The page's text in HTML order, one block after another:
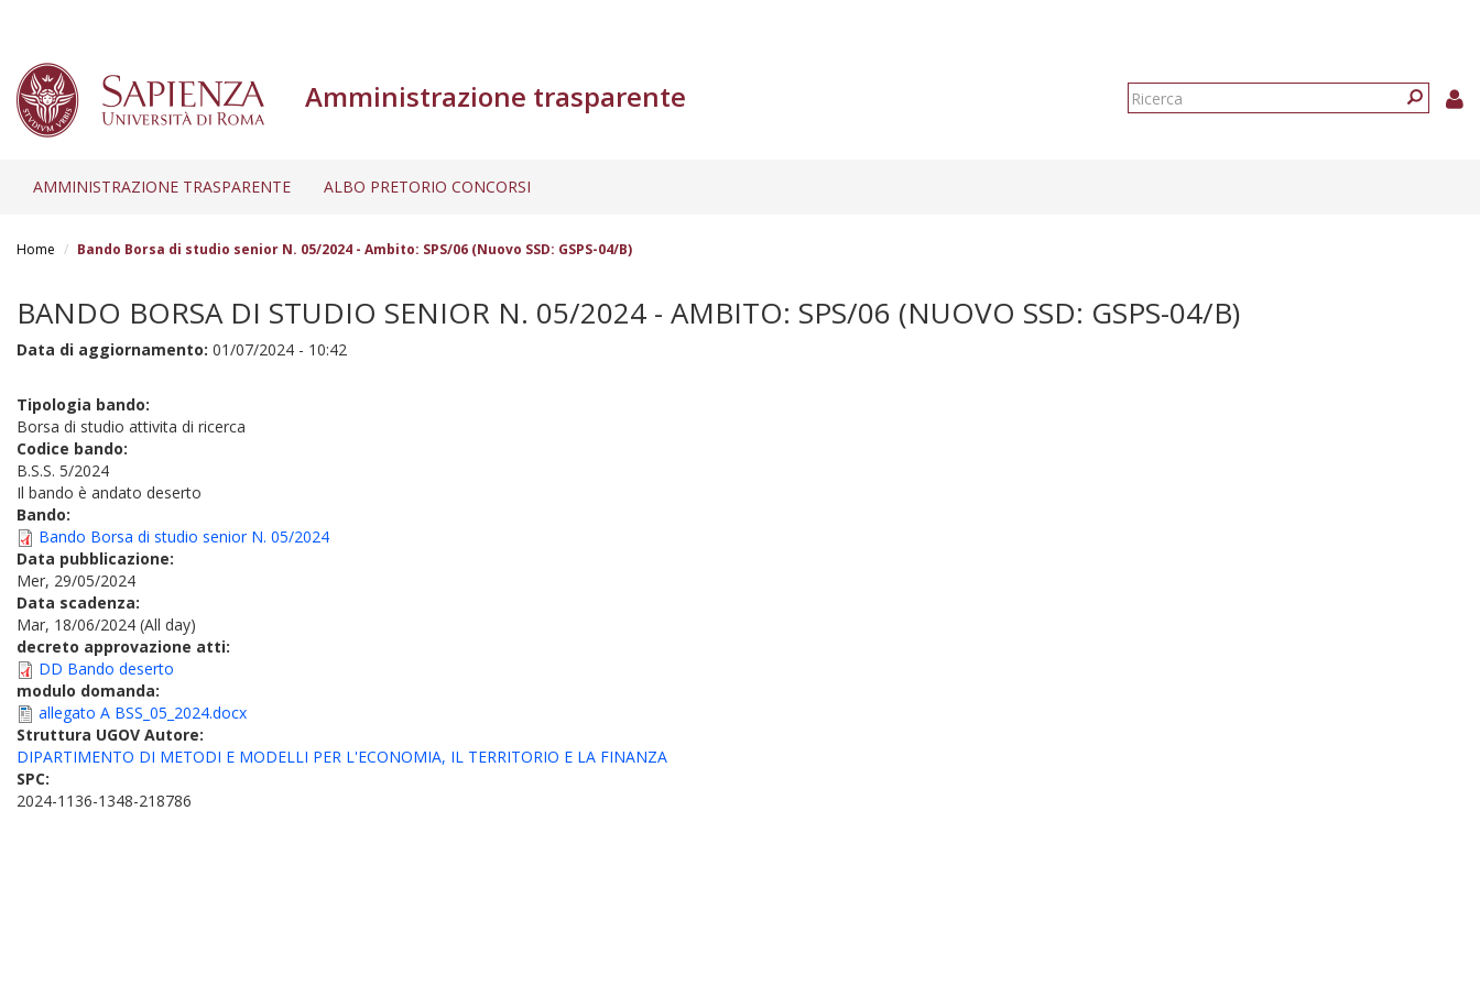
Amministrazione trasparente
Form
AMMINISTRAZIONE TRASPARENTE ALBO PRETORIO CONCORSI
Home Bando Borsa di studio senior N. 05/2024 - Ambito: SPS/06 (Nuovo SSD: GSPS-04/B)
BANDO BORSA DI STUDIO SENIOR N. 05/2024 - AMBITO: SPS/06 (NUOVO SSD: GSPS-04/B)
Data di aggiornamento: 01/07/2024 - 10:42
Tipologia bando:
Borsa di studio attivita di ricerca
Codice bando:
B.S.S. 5/2024
Il bando è andato deserto
Bando:
Bando Borsa di studio senior N. 05/2024
Data pubblicazione:
Mer, 29/05/2024
Data scadenza:
Mar, 18/06/2024 (All day)
decreto approvazione atti:
DD Bando deserto
modulo domanda:
allegato A BSS_05_2024.docx
Struttura UGOV Autore:
DIPARTIMENTO DI METODI E MODELLI PER L'ECONOMIA, IL TERRITORIO E LA FINANZA
SPC:
2024-1136-1348-218786